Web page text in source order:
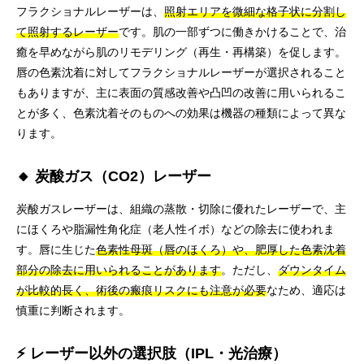
フラクショナルレーザーは、 照射エリアを微細な格子状に分割し
て照射するレーザーです。肌の一部ずつに働きかけることで、治
癒を早めながら肌のリモデリング（再生・再構築）を促します。
唇の色素沈着に対してフラクショナルレーザーが選択されること
もありますが、主に表面の質感改善や凸凹の改善に用いられるこ
とが多く、色素沈着そのものへの効果は機器の種類によって異な
ります。
🔸 炭酸ガス（CO2）レーザー
炭酸ガスレーザーは、組織の蒸散・切除に優れたレーザーで、主
にほくろや脂漏性角化症（老人性イボ）などの除去に使われま
す。唇に生じた色素性母斑（唇のほくろ）や、肥厚した色素沈着
部分の除去に用いられることがあります。ただし、 ダウンタイム
が比較的長く、術後の瘢痕リスクにも注意が必要なため、適応は
慎重に判断されます。
⚡ レーザー以外の選択肢（IPL・光治療）